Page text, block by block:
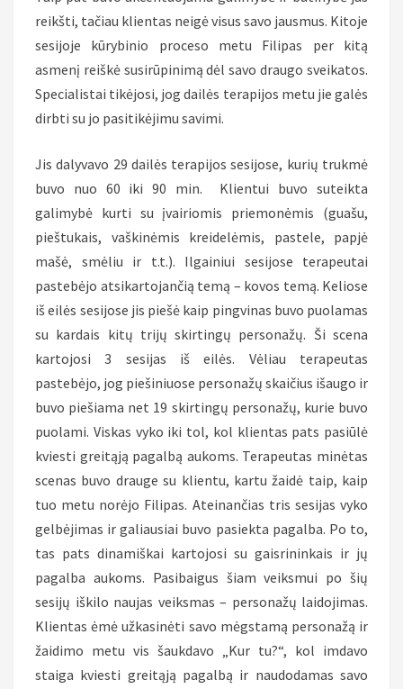
reikšti, tačiau klientas neigė visus savo jausmus. Kitoje
sesijoje kūrybinio proceso metu Filipas per kitą
asmenį reiškė susirūpinimą dėl savo draugo sveikatos.
Specialistai tikėjosi, jog dailės terapijos metu jie galės
dirbti su jo pasitikėjimu savimi.
Jis dalyvavo 29 dailės terapijos sesijose, kurių trukmė
buvo nuo 60 iki 90 min. Klientui buvo suteikta
galimybė kurti su įvairiomis priemonėmis (guašu,
pieštukais, vaškinėmis kreidelėmis, pastele, papjė
mašė, smėliu ir t.t.). Ilgainiui sesijose terapeutai
pastebėjo atsikartojančią temą – kovos temą. Keliose
iš eilės sesijose jis piešė kaip pingvinas buvo puolamas
su kardais kitų trijų skirtingų personažų. Ši scena
kartojosi 3 sesijas iš eilės. Vėliau terapeutas
pastebėjo, jog piešiniuose personažų skaičius išaugo ir
buvo piešiama net 19 skirtingų personažų, kurie buvo
puolami. Viskas vyko iki tol, kol klientas pats pasiūlė
kviesti greitąją pagalbą aukoms. Terapeutas minėtas
scenas buvo drauge su klientu, kartu žaidė taip, kaip
tuo metu norėjo Filipas. Ateinančias tris sesijas vyko
gelbėjimas ir galiausiai buvo pasiekta pagalba. Po to,
tas pats dinamiškai kartojosi su gaisrininkais ir jų
pagalba aukoms. Pasibaigus šiam veiksmui po šių
sesijų iškilo naujas veiksmas – personažų laidojimas.
Klientas ėmė užkasinėti savo mėgstamą personažą ir
žaidimo metu vis šaukdavo „Kur tu?“, kol imdavo
staiga kviesti greitąją pagalbą ir naudodamas savo